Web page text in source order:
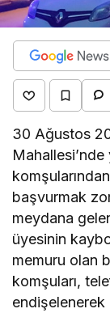
30 Ağustos
başvurmak
meydana
üyesinin
memuru olan
komşuları,
endişelenerek